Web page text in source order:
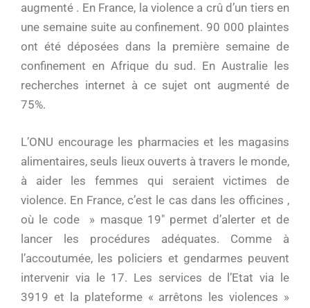
augmenté . En France, la violence a crû d’un tiers en
une semaine suite au confinement. 90 000 plaintes
ont été déposées dans la première semaine de
confinement en Afrique du sud. En Australie les
recherches internet à ce sujet ont augmenté de
75%.
L’ONU encourage les pharmacies et les magasins
alimentaires, seuls lieux ouverts à travers le monde,
à aider les femmes qui seraient victimes de
violence. En France, c’est le cas dans les officines ,
où le code » masque 19″ permet d’alerter et de
lancer les procédures adéquates. Comme à
l’accoutumée, les policiers et gendarmes peuvent
intervenir via le 17. Les services de l’Etat via le
3919 et la plateforme « arrêtons les violences »